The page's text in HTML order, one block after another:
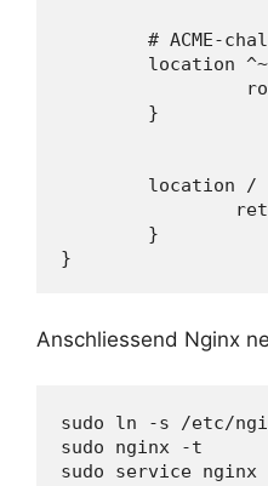
# ACME-
location
        }
location /
        }
}
Anschliessend Nginx
sudo ln -s /etc/
sudo nginx -t
sudo service